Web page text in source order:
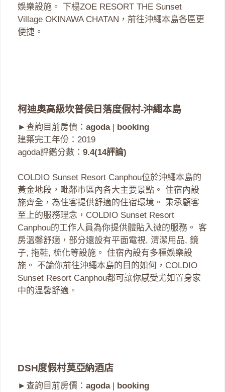
娛樂設施。 下榻ZOE RESORT THE Sunset
Village OKINAWA CHATAN，前往沖繩本島各區更
便捷。
柯迪奧高級坎普侯日落度假村-沖繩本島
►查詢目前房價： agoda| booking
建築完工年份：2019
agoda評鑑分數： 9.4(14評論)
COLDIO Sunset Resort Canphou位於沖繩本島的
黃金地段，毗鄰市區內各大主要景點。 住宿內設
施齊全，為住客提供舒適的住宿環境。 秉承顧客
至上的服務理念，COLDIO Sunset Resort
Canphou的工作人員為你提供體貼入微的服務。 客
房溫馨舒適，部分還設有平面電視, 清潔用品, 鏡
子, 拖鞋, 梳化等設施。 住宿內設有多種娛樂設
施。 不論你前往沖繩本島的目的如何，COLDIO
Sunset Resort Canphou都可讓你感受尤如置身家
中的溫馨舒適。
DSH度假村莫亞納酒店
►查詢目前房價： agoda|
booking